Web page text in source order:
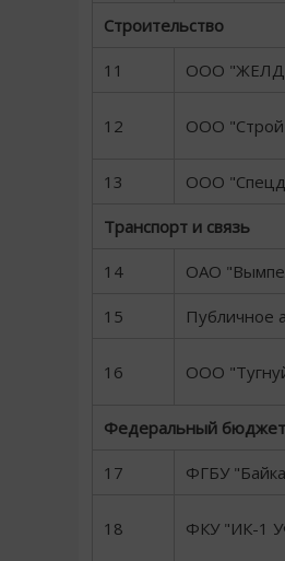
Строительство
11 ООО
12 ООО
13 ООО
Транспорт и связь
14 ОАО
15 Публичное
16 ООО
Федеральный бюджет
17 ФГБУ
18 ФКУ "ИК-1